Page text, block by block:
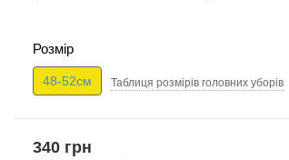
Розмір
48-52см Таблиця розмірів головних уборів
340 грн